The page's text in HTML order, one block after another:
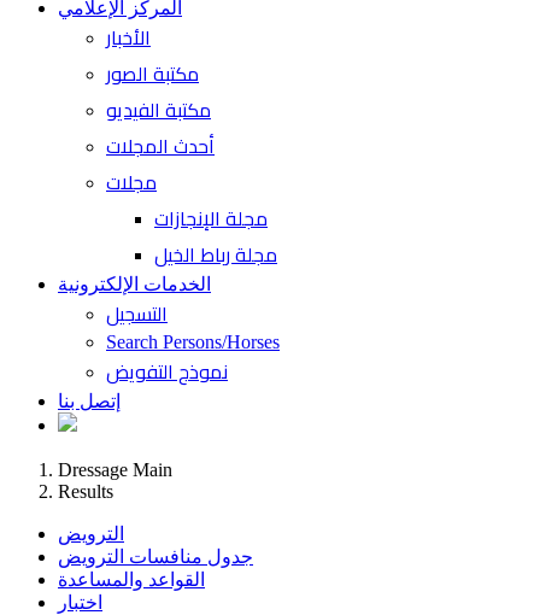
المركز الإعلامي
الأخبار
مكتبة الصور
مكتبة الفيديو
أحدث المجلات
مجلات
مجلة الإنجازات
مجلة رباط الخيل
الخدمات الإلكترونية
التسجيل
Search Persons/Horses
نموذج التفويض
إتصل بنا
Dressage Main
Results
الترويض
جدول منافسات الترويض
القواعد والمساعدة
اختبار